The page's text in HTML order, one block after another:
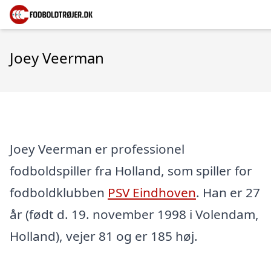
Joey Veerman
Joey Veerman er professionel
fodboldspiller fra Holland, som spiller for
fodboldklubben PSV Eindhoven. Han er 27
år (født d. 19. november 1998 i Volendam,
Holland), vejer 81 og er 185 høj.